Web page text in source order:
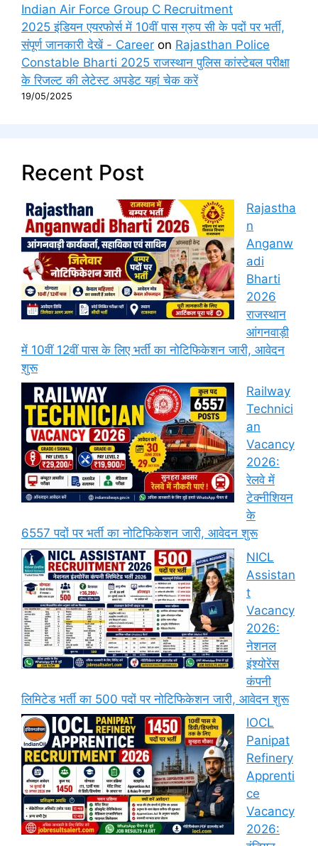
Indian Air Force Group C Recruitment
2025 इंडियन एयरफोर्स में 10वीं पास ग्रुप सी के पदों पर भर्ती,
संपूर्ण जानकारी देखें - Career on Rajasthan Police
Constable Bharti 2025 राजस्थान पुलिस कांस्टेबल परीक्षा
के रिजल्ट की लेटेस्ट अपडेट यहां चेक करें
19/05/2025
Recent Post
Rajastha
n
Anganw
adi
Bharti
2026
राजस्थान
आंगनवाड़ी
में 10वीं 12वीं पास के लिए भर्ती का नोटिफिकेशन जारी, आवेदन
शुरू
Railway
Technici
an
Vacancy
2026:
रेलवे में
टेक्नीशियन
के
6557 पदों पर भर्ती का नोटिफिकेशन जारी, आवेदन शुरू
NICL
Assistan
t
Vacancy
2026:
नेशनल
इंश्योरेंस
कंपनी
लिमिटेड भर्ती का 500 पदों पर नोटिफिकेशन जारी, आवेदन शुरू
IOCL
Panipat
Refinery
Apprenti
ce
Vacancy
2026: